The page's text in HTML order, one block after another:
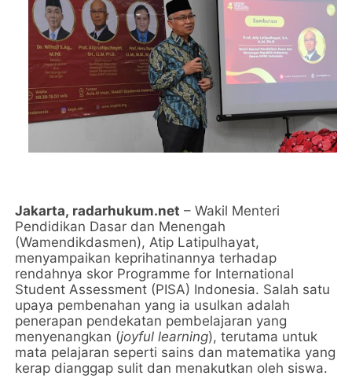
Jakarta, radarhukum.net – Wakil Menteri
Pendidikan Dasar dan Menengah
(Wamendikdasmen), Atip Latipulhayat,
menyampaikan keprihatinannya terhadap
rendahnya skor Programme for International
Student Assessment (PISA) Indonesia. Salah satu
upaya pembenahan yang ia usulkan adalah
penerapan pendekatan pembelajaran yang
menyenangkan (joyful learning), terutama untuk
mata pelajaran seperti sains dan matematika yang
kerap dianggap sulit dan menakutkan oleh siswa.